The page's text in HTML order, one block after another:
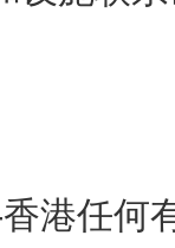
港任何